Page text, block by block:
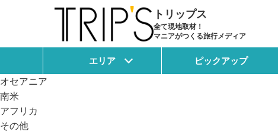
トリップス
全て現地取材！
マニアがつくる旅行メディア
エリア ピックアップ
オセアニア
南米
アフリカ
その他